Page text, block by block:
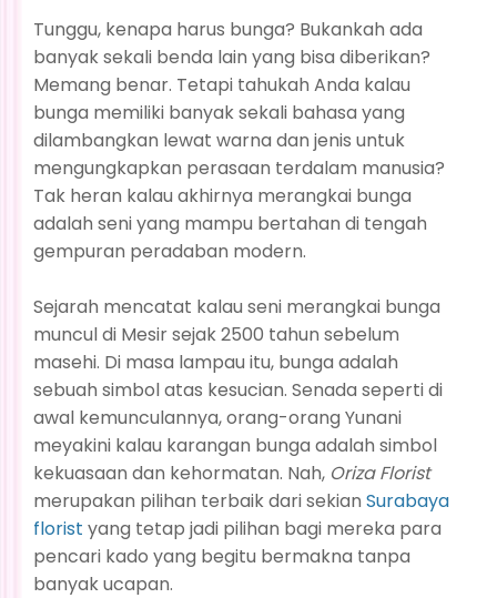
Tunggu, kenapa harus bunga? Bukankah ada
banyak sekali benda lain yang bisa diberikan?
Memang benar. Tetapi tahukah Anda kalau
bunga memiliki banyak sekali bahasa yang
dilambangkan lewat warna dan jenis untuk
mengungkapkan perasaan terdalam manusia?
Tak heran kalau akhirnya merangkai bunga
adalah seni yang mampu bertahan di tengah
gempuran peradaban modern.
Sejarah mencatat kalau seni merangkai bunga
muncul di Mesir sejak 2500 tahun sebelum
masehi. Di masa lampau itu, bunga adalah
sebuah simbol atas kesucian. Senada seperti di
awal kemunculannya, orang-orang Yunani
meyakini kalau karangan bunga adalah simbol
kekuasaan dan kehormatan. Nah, Oriza Florist
merupakan pilihan terbaik dari sekian Surabaya
florist yang tetap jadi pilihan bagi mereka para
pencari kado yang begitu bermakna tanpa
banyak ucapan.